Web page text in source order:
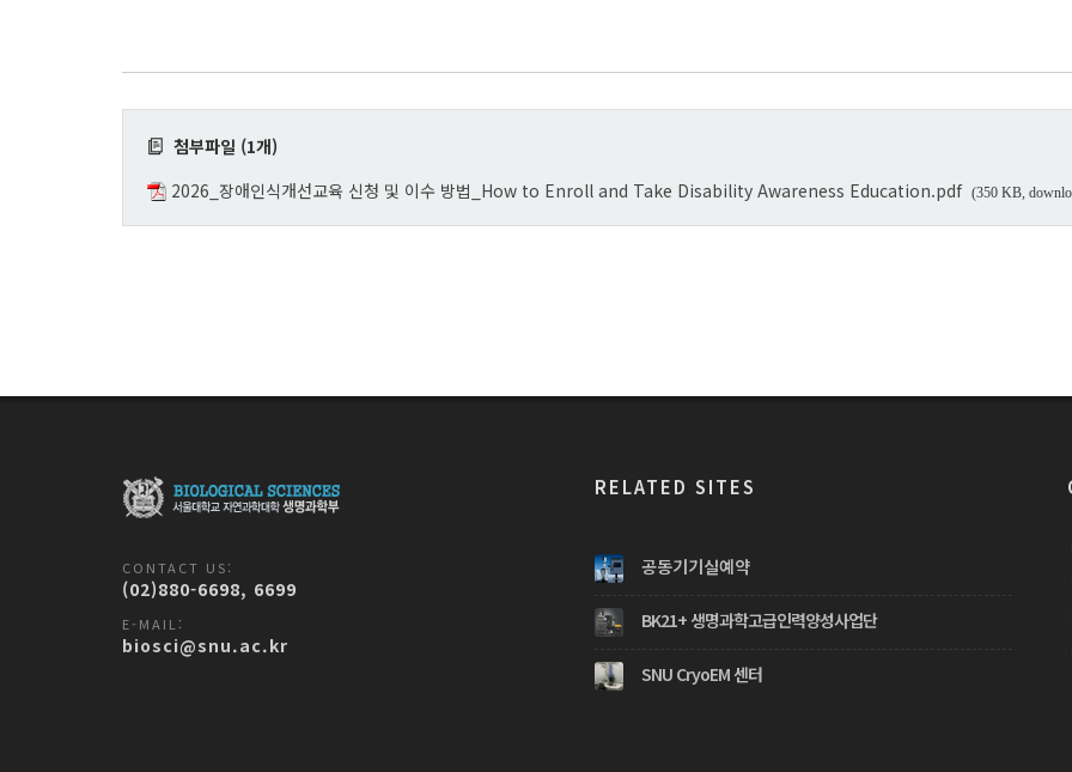
첨부파일 (1개)
2026_장애인식개선교육 신청 및 이수 방법_How to Enroll and Take Disability Awareness Education.pdf (350 KB,
CONTACT US:
(02)880-6698, 6699
E-MAIL:
biosci@snu.ac.kr
RELATED SITES
공동기기실예약
BK21+ 생명과학고급인력양성사업단
SNU CryoEM 센터